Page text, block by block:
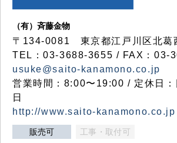
（有）斉藤金物
〒134-0081 東京都江戸川区北葛
TEL：03-3688-3655 / FAX：03-
usuke@saito-kanamono.co.jp
営業時間：8:00〜19:00 / 定休日：
日
http://www.saito-kanamono.co.jp
販売可 工事・取付可